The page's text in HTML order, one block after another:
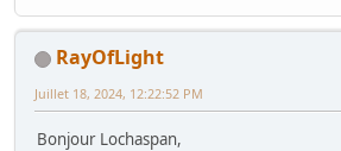
RayOfLight
Juillet 18, 2024, 12:22:52 PM
Bonjour Lochaspan,